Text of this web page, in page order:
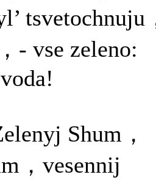
tsvetochnuju
- vse zeleno:
Shum，
，vesennij